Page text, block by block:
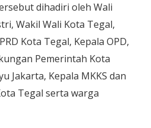
dihadiri oleh Wali
Wakil Wali Kota Tegal,
Kota Tegal, Kepala OPD,
Pemerintah Kota
Jakarta, Kepala MKKS dan
Tegal serta warga